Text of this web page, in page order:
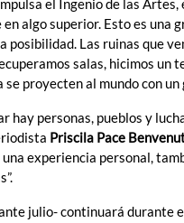
el Ingenio de las Artes,
algo superior. Esto es una
Las ruinas que
salas, hicimos un
proyecten al mundo con
hay personas, pueblos y
Priscila Pace
experiencia personal,
julio- continuará durante